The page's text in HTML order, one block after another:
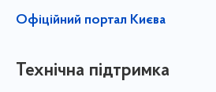
Офіційний портал Києва
Технічна підтримка